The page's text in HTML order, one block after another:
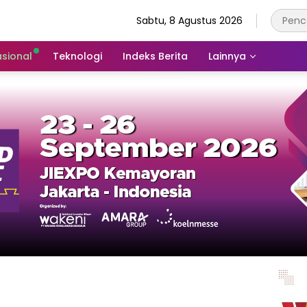
Sabtu, 8 Agustus 2026
Teknologi Indeks Berita Lainnya